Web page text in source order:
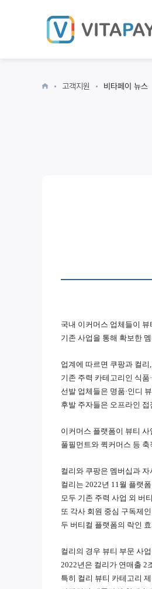
고객지원 비타페이 뉴스
국내 이커머스 업체들이
기존 사업을 통해 확보한
업계에 따르면 쿠팡과 컬
기존 주력 카테고리인 식
선발 업체들은 명품·인디
후발 주자들은 오프라인
이커머스 플랫폼이 뷰티
풀필먼트와 퀵커머스 등
컬리와 쿠팡은 멤버십과
컬리는 2022년 11월 플랫
모두 기존 주력 사업 외 버
또 각사 회원 중심 구독제
두 버티컬 플랫폼의 락인
컬리의 경우 뷰티 부문 사
2022년은 컬리가 연매출 2
특히 컬리 뷰티 카테고리